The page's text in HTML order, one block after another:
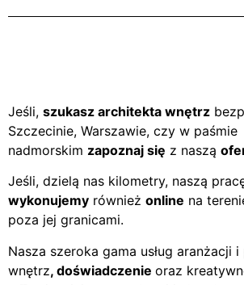
Jeśli, szukasz architekta wnętrz
Szczecinie, Warszawie, czy w paśmie
nadmorskim zapoznaj się z naszą
Jeśli, dzielą nas kilometry, naszą
wykonujemy również online na
poza jej granicami.
Nasza szeroka gama usług aranżacji
wnętrz, doświadczenie oraz